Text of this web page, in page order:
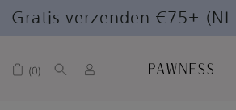
Gratis verzenden €75+ (NL
0